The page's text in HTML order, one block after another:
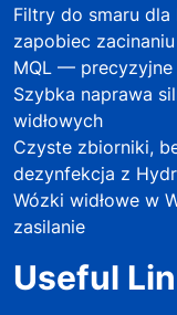
Filtry do smaru
zapobiec
MQL — precyzyjne
Szybka naprawa
widłowych
Czyste zbiorniki,
dezynfekcja z
Wózki widłowe w
zasilanie
Useful